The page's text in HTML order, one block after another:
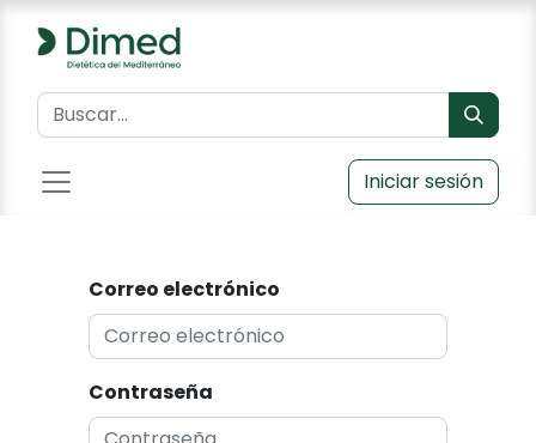
Iniciar sesión
Correo electrónico
Contraseña